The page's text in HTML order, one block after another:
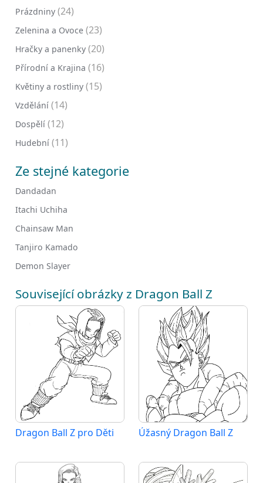
Prázdniny (24)
Zelenina a Ovoce (23)
Hračky a panenky (20)
Přírodní a Krajina (16)
Květiny a rostliny (15)
Vzdělání (14)
Dospělí (12)
Hudební (11)
Ze stejné kategorie
Dandadan
Itachi Uchiha
Chainsaw Man
Tanjiro Kamado
Demon Slayer
Související obrázky z Dragon Ball Z
Dragon Ball Z pro Děti Úžasný Dragon Ball Z